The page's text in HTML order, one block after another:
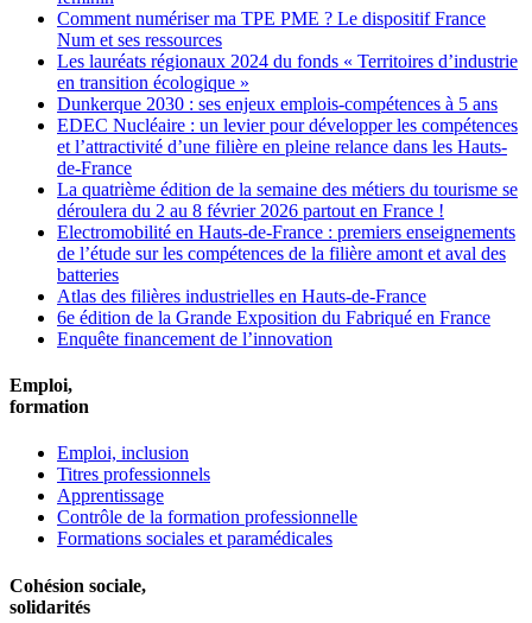
Comment numériser ma TPE PME ? Le dispositif France
Num et ses ressources
Les lauréats régionaux 2024 du fonds « Territoires d’industrie
en transition écologique »
Dunkerque 2030 : ses enjeux emplois-compétences à 5 ans
EDEC Nucléaire : un levier pour développer les compétences
et l’attractivité d’une filière en pleine relance dans les Hauts-
de-France
La quatrième édition de la semaine des métiers du tourisme se
déroulera du 2 au 8 février 2026 partout en France !
Electromobilité en Hauts-de-France : premiers enseignements
de l’étude sur les compétences de la filière amont et aval des
batteries
Atlas des filières industrielles en Hauts-de-France
6e édition de la Grande Exposition du Fabriqué en France
Enquête financement de l’innovation
Emploi,
formation
Emploi, inclusion
Titres professionnels
Apprentissage
Contrôle de la formation professionnelle
Formations sociales et paramédicales
Cohésion sociale,
solidarités